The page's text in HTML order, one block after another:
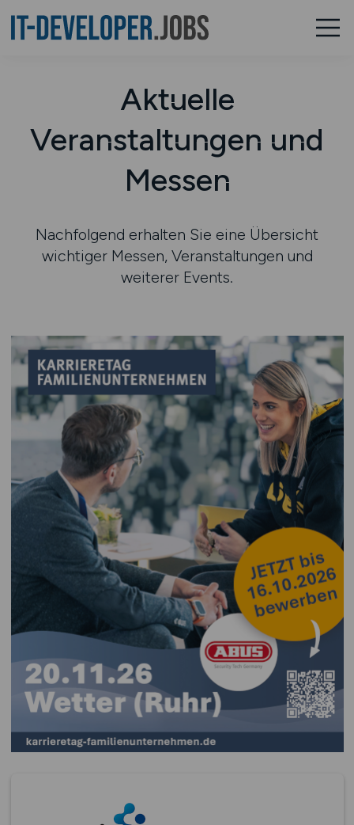
Aktuelle
Veranstaltungen und
Messen
Nachfolgend erhalten Sie eine Übersicht
wichtiger Messen, Veranstaltungen und
weiterer Events.